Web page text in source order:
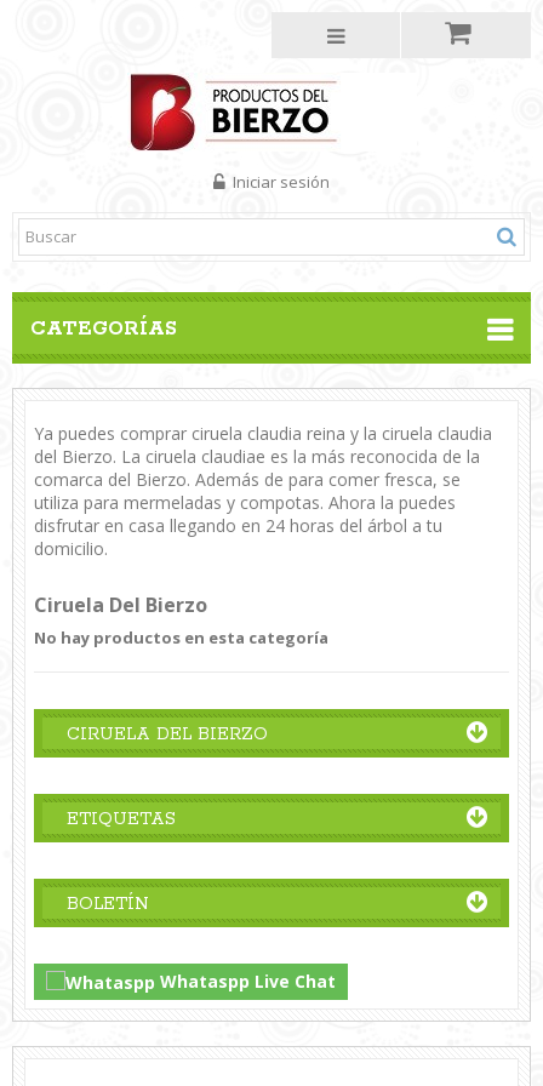
CATEGORÍAS
Iniciar sesión
Ya puedes comprar ciruela claudia reina y la ciruela claudia
del Bierzo. La ciruela claudiae es la más reconocida de la
comarca del Bierzo. Además de para comer fresca, se
utiliza para mermeladas y compotas. Ahora la puedes
disfrutar en casa llegando en 24 horas del árbol a tu
domicilio.
Ciruela Del Bierzo
No hay productos en esta categoría
CIRUELA DEL BIERZO
ETIQUETAS
BOLETÍN
Whataspp Live Chat